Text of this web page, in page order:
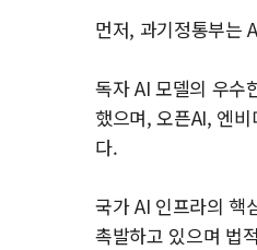
먼저, 과기정통부는
독자 AI 모델의 우수
했으며, 오픈AI, 엔
다.
국가 AI 인프라의 핵
촉발하고 있으며 법